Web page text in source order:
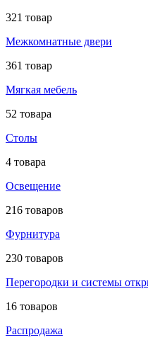
321 товар
Межкомнатные двери
361 товар
Мягкая мебель
52 товара
Столы
4 товара
Освещение
216 товаров
Фурнитура
230 товаров
Перегородки и системы
16 товаров
Распродажа